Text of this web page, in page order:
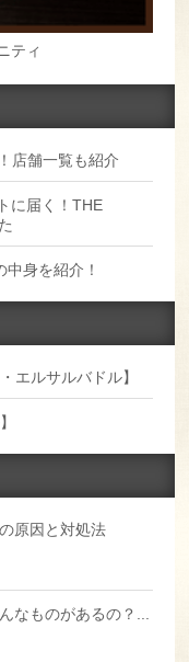
ティ
店舗一覧も紹介
に届く！THE
身を紹介！
エルサルバドル】
原因と対処法
なものがあるの？...